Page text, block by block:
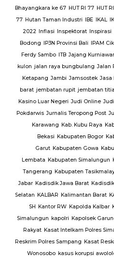
Bhayangkara ke 67 HUT RI 77 HUT
77 Hutan Taman Industri IBE IKAL
2022 Inflasi Inspektorat Inspirasi
Bodong IP3N Provinsi Bali IPAM
Ferdy Sambo ITB Jajang
kulon jalan raya bungbulang Jalan
Ketapang Jambi Jamsostek Jasa
barat jembatan rupit jembatan
Kasino Luar Negeri Judi Online
Pokdarwis Jurnalis Teropong Post
Karawang Kab. Kubu Raya
Bekasi Kabupaten Bogor
Garut Kabupaten Gowa
Lembata Kabupaten Simalungun
Tangerang Kabupaten
Jabar Kadisdik Jawa Barat
Selatan KALBAR Kalimantan Barat
SH Kantor RW Kapolda Kalbar
Simalungun kapolri Kapolsek
Rakyat Kasat Intelkam Polres
Reskrim Polres Sampang Kasat
Wonosobo kasus korupsi